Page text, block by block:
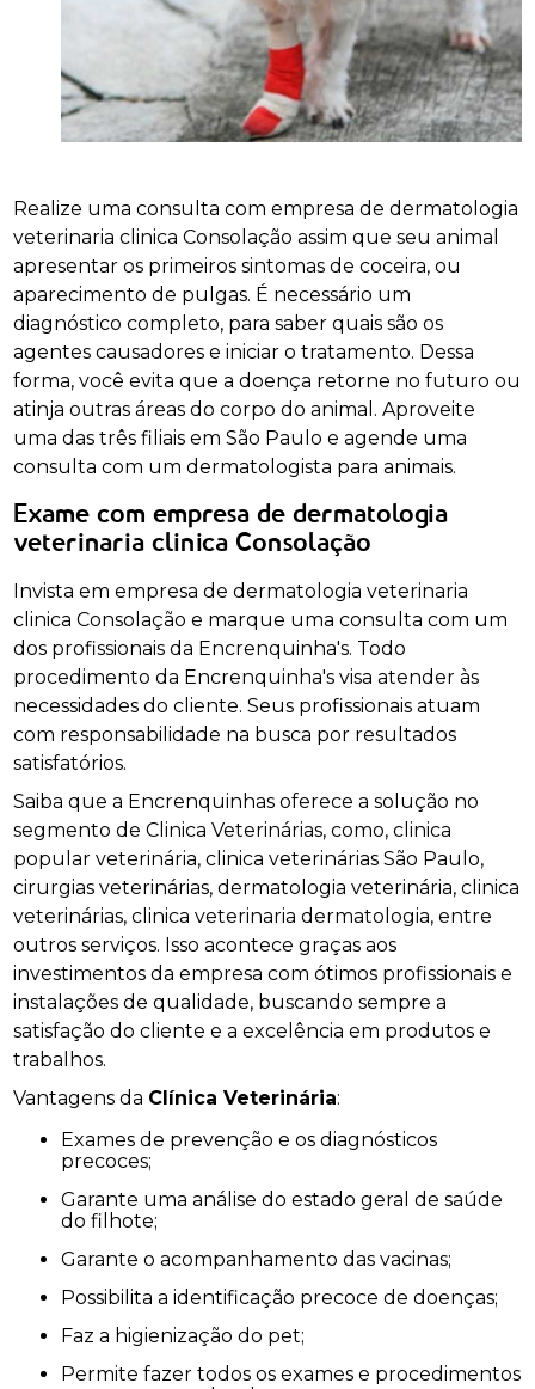
Realize uma consulta com empresa de dermatologia
veterinaria clinica Consolação assim que seu animal
apresentar os primeiros sintomas de coceira, ou
aparecimento de pulgas. É necessário um
diagnóstico completo, para saber quais são os
agentes causadores e iniciar o tratamento. Dessa
forma, você evita que a doença retorne no futuro ou
atinja outras áreas do corpo do animal. Aproveite
uma das três filiais em São Paulo e agende uma
consulta com um dermatologista para animais.
Exame com empresa de dermatologia
veterinaria clinica Consolação
Invista em empresa de dermatologia veterinaria
clinica Consolação e marque uma consulta com um
dos profissionais da Encrenquinha's. Todo
procedimento da Encrenquinha's visa atender às
necessidades do cliente. Seus profissionais atuam
com responsabilidade na busca por resultados
satisfatórios.
Saiba que a Encrenquinhas oferece a solução no
segmento de Clinica Veterinárias, como, clinica
popular veterinária, clinica veterinárias São Paulo,
cirurgias veterinárias, dermatologia veterinária, clinica
veterinárias, clinica veterinaria dermatologia, entre
outros serviços. Isso acontece graças aos
investimentos da empresa com ótimos profissionais e
instalações de qualidade, buscando sempre a
satisfação do cliente e a excelência em produtos e
trabalhos.
Vantagens da Clínica Veterinária:
Exames de prevenção e os diagnósticos
precoces;
Garante uma análise do estado geral de saúde
do filhote;
Garante o acompanhamento das vacinas;
Possibilita a identificação precoce de doenças;
Faz a higienização do pet;
Permite fazer todos os exames e procedimentos